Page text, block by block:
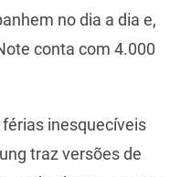
no dia a dia e,
conta com 4.000
inesquecíveis
traz versões de